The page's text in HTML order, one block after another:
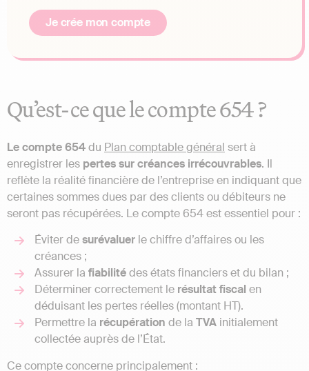
Je crée mon compte
Qu’est-ce que le compte 654 ?
Le compte 654du Plan comptable général sert à
enregistrer les pertes sur créances irrécouvrables. Il
reflète la réalité financière de l’entreprise en indiquant que
certaines sommes dues par des clients ou débiteurs ne
seront pas récupérées. Le compte 654 est essentiel pour :
Éviter desurévaluer le chiffre d’affaires ou les
créances ;
Assurer la fiabilitédes états financiers et du bilan ;
Déterminer correctement le résultatfiscal en
déduisant les pertes réelles (montant HT).
Permettre la récupération de la TVA initialement
collectée auprès de l’État.
Ce compte concerne principalement :